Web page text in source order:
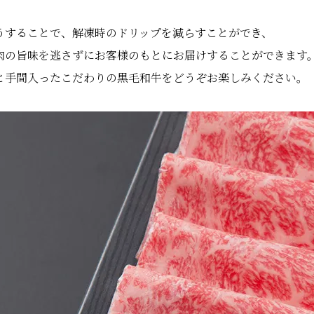
することで、解凍時のドリップを減らすことができ、
の旨味を逃さずにお客様のもとにお届けすることができます
手間入ったこだわりの黒毛和牛をどうぞお楽しみください。